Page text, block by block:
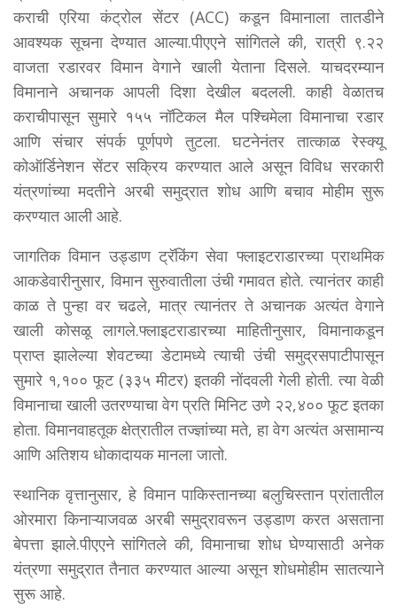
कराची एरिया कंट्रोल सेंटर (ACC) कडून विमानाला तातडीने
आवश्यक सूचना देण्यात आल्या.पीएएने सांगितले की, रात्री ९.२२
वाजता रडारवर विमान वेगाने खाली येताना दिसले. याचदरम्यान
विमानाने अचानक आपली दिशा देखील बदलली. काही वेळातच
कराचीपासून सुमारे १५५ नॉटिकल मैल पश्चिमेला विमानाचा रडार
आणि संचार संपर्क पूर्णपणे तुटला. घटनेनंतर तात्काळ रेस्क्यू
कोऑर्डिनेशन सेंटर सक्रिय करण्यात आले असून विविध सरकारी
यंत्रणांच्या मदतीने अरबी समुद्रात शोध आणि बचाव मोहीम सुरू
करण्यात आली आहे.
जागतिक विमान उड्डाण ट्रॅकिंग सेवा फ्लाइटराडारच्या प्राथमिक
आकडेवारीनुसार, विमान सुरुवातीला उंची गमावत होते. त्यानंतर काही
काळ ते पुन्हा वर चढले, मात्र त्यानंतर ते अचानक अत्यंत वेगाने
खाली कोसळू लागले.फ्लाइटराडारच्या माहितीनुसार, विमानाकडून
प्राप्त झालेल्या शेवटच्या डेटामध्ये त्याची उंची समुद्रसपाटीपासून
सुमारे १,१०० फूट (३३५ मीटर) इतकी नोंदवली गेली होती. त्या वेळी
विमानाचा खाली उतरण्याचा वेग प्रति मिनिट उणे २२,४०० फूट इतका
होता. विमानवाहतूक क्षेत्रातील तज्ज्ञांच्या मते, हा वेग अत्यंत असामान्य
आणि अतिशय धोकादायक मानला जातो.
स्थानिक वृत्तानुसार, हे विमान पाकिस्तानच्या बलुचिस्तान प्रांतातील
ओरमारा किनाऱ्याजवळ अरबी समुद्रावरून उड्डाण करत असताना
बेपत्ता झाले.पीएएने सांगितले की, विमानाचा शोध घेण्यासाठी अनेक
यंत्रणा समुद्रात तैनात करण्यात आल्या असून शोधमोहीम सातत्याने
सुरू आहे.